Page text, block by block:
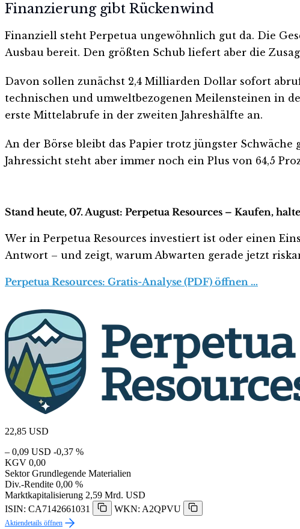
Finanzierung gibt Rückenwind
Finanziell steht Perpetua ungewöhnlich gut da. Die
Ausbau bereit. Den größten Schub liefert aber die
Davon sollen zunächst 2,4 Milliarden Dollar sofort
technischen und umweltbezogenen Meilensteinen in
erste Mittelabrufe in der zweiten Jahreshälfte an.
An der Börse bleibt das Papier trotz jüngster
Jahressicht steht aber immer noch ein Plus von 64,5
Stand heute, 07. August: Perpetua Resources – Kaufen,
Wer in Perpetua Resources investiert ist oder einen
Antwort – und zeigt, warum Abwarten gerade jetzt
Perpetua Resources: Gratis-Analyse (PDF) öffnen …
22,85 USD
– 0,09 USD -0,37 %
KGV 0,00
Sektor Grundlegende Materialien
Div.-Rendite 0,00 %
Marktkapitalisierung 2,59 Mrd. USD
ISIN: CA7142661031
WKN: A2QPVU
Aktiendetails öffnen